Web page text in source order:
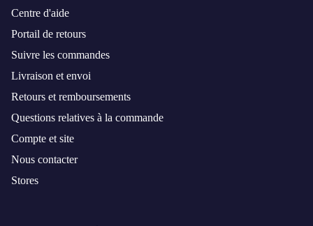
Centre d'aide
Portail de retours
Suivre les commandes
Livraison et envoi
Retours et remboursements
Questions relatives à la commande
Compte et site
Nous contacter
Stores